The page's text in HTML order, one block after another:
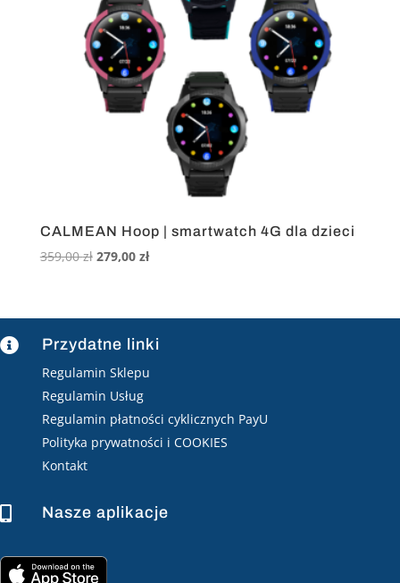
CALMEAN Hoop | smartwatch 4G dla dzieci
359,00zł Pierwotna
359,00 zł.
279,00 złAktualna
279,00 zł.
 Przydatne linki
Regulamin Sklepu
Regulamin Usług
Regulamin płatności cyklicznych PayU
Polityka prywatności i COOKIES
Kontakt
 Nasze aplikacje